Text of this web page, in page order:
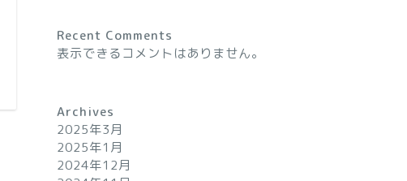
Recent Comments
表示できるコメントはありません。
Archives
2025年3月
2025年1月
2024年12月